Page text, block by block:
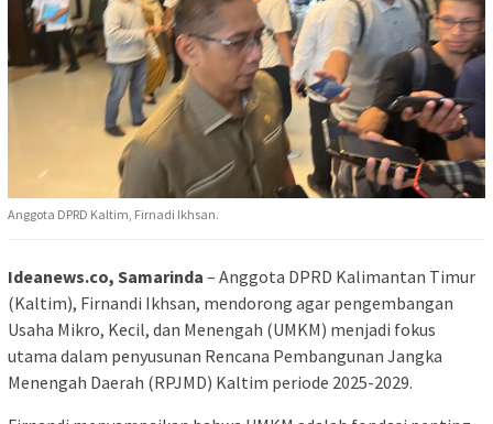
Anggota DPRD Kaltim, Firnadi Ikhsan.
Ideanews.co, Samarinda – Anggota DPRD Kalimantan Timur
(Kaltim), Firnandi Ikhsan, mendorong agar pengembangan
Usaha Mikro, Kecil, dan Menengah (UMKM) menjadi fokus
utama dalam penyusunan Rencana Pembangunan Jangka
Menengah Daerah (RPJMD) Kaltim periode 2025-2029.